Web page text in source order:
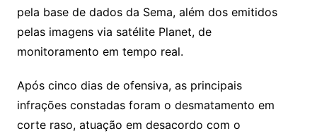
pela base de dados da Sema, além dos emitidos
pelas imagens via satélite Planet, de
monitoramento em tempo real.
Após cinco dias de ofensiva, as principais
infrações constadas foram o desmatamento em
corte raso, atuação em desacordo com o